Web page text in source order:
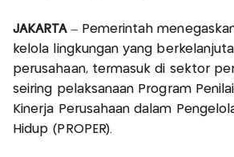
JAKARTA– Pemerintah
kelola lingkungan yang
perusahaan, termasuk di sektor
seiring pelaksanaan Program
Kinerja Perusahaan dalam
Hidup (PROPER).